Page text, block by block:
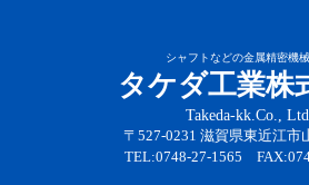
シャフトなどの金属精密機
タケダ工業株
Takeda-kk.Co., Ltd.
〒527-0231 滋賀県東近江市
TEL:0748-27-1565